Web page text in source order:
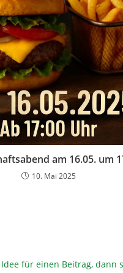
am 16.05. um
10. Mai 2025
für einen Beitrag, dann